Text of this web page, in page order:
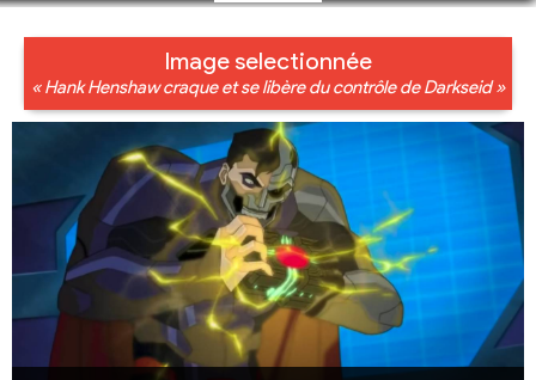
Image selectionnée
« Hank Henshaw craque et se libère du contrôle de Darkseid »